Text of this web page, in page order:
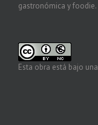
gastronómica y foodie.
Esta obra está bajo una